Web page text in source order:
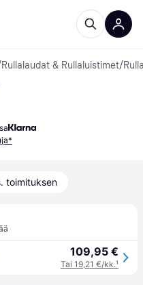
Rullalaudat & Rullaluistimet/
toimituksen
109,95 €
Tai 19,21 €/kk.¹